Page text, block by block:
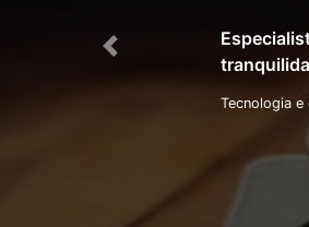
Com
Aproveite
Anterior